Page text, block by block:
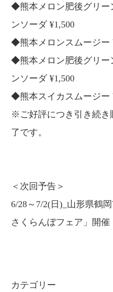
◆熊本メロン肥後グリー
ンソーダ ¥1,500⁡
◆熊本メロンスムージー
◆熊本メロン肥後グリー
ンソーダ ¥1,500
◆熊本スイカスムージー
※ご好評につき引き続き
了です。
＜次回予告＞
6/28～7/2(日)_山形県鶴
さくらんぼフェア」開催
カテゴリー